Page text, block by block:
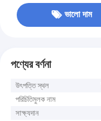
ভালো দাম
পণ্যের বর্ণনা
উৎপত্তি স্থল
পরিচিতিমুলক নাম
সাক্ষ্যদান